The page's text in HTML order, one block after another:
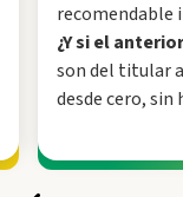
recomendable
¿Y si el
son del titular
desde cero, sin